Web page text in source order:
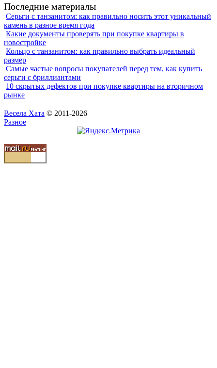
Последние материалы
Серьги с танзанитом: как правильно носить этот уникальный
камень в разное время года
Какие документы проверять при покупке квартиры в
новостройке
Кольцо с танзанитом: как правильно выбрать идеальный
размер
Самые частые вопросы покупателей перед тем, как купить
серьги с бриллиантами
10 скрытых дефектов при покупке квартиры на вторичном
рынке
Весела Хата © 2011-2026
Разное